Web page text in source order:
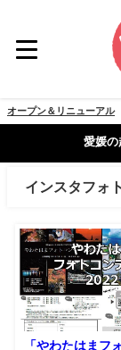
オープン＆リニューアル
愛媛の
インスタフォ
「やわたはまフ